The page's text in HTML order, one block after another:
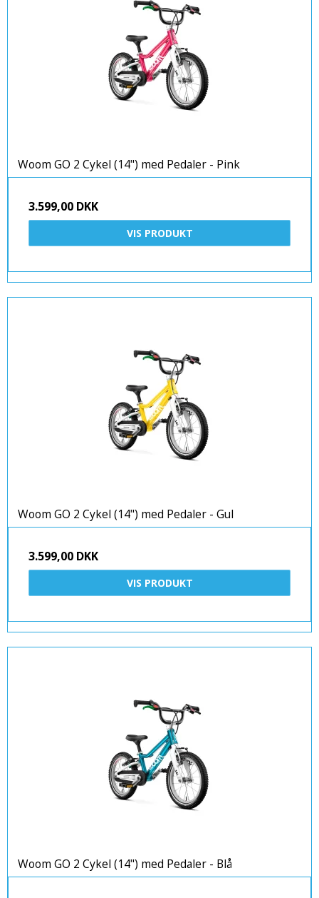
Woom GO 2 Cykel (14") med Pedaler - Pink
3.599,00 DKK
VIS PRODUKT
Woom GO 2 Cykel (14") med Pedaler - Gul
3.599,00 DKK
VIS PRODUKT
Woom GO 2 Cykel (14") med Pedaler - Blå